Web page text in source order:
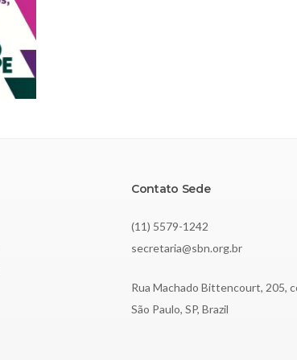
Contato Sede
(11) 5579-1242
secretaria@sbn.org.br
Rua Machado Bittencourt, 205,
São Paulo, SP, Brazil